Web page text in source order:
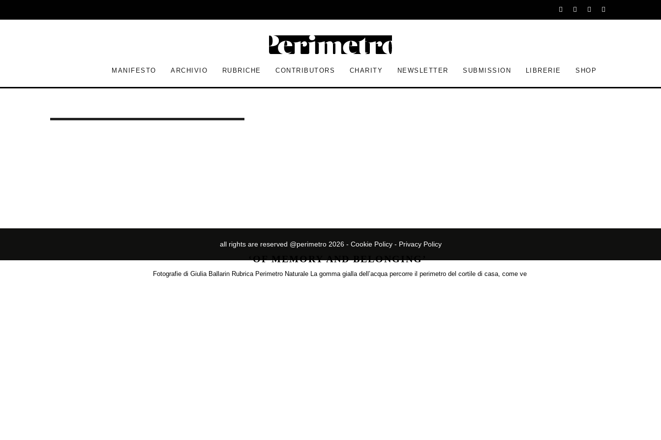
MANIFESTO ARCHIVIO RUBRICHE CONTRIBUTORS CHARITY NEWSLETTER SUBMISSION LIBRERIE SHOP
‘OF MEMORY AND BELONGING’
Fotografie di Giulia Ballarin Rubrica Perimetro Naturale La gomma gialla dell’acqua percorre il perimetro del cortile di casa, come ve
all rights are reserved @perimetro 2026 - Cookie Policy - Privacy Policy